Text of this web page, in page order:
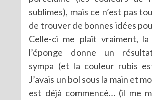
sublimes), mais ce n’est pas
de trouver de bonnes idées
Celle-ci me plaît vraiment,
l’éponge donne un
sympa (et la couleur rubis
J’avais un bol sous la main et
est déjà commencé… (il me